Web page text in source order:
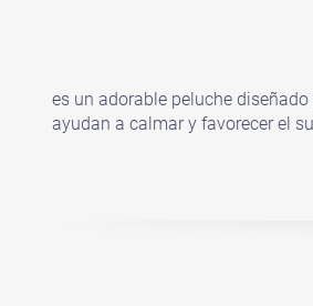
es un adorable peluche
ayudan a calmar y favorecer el